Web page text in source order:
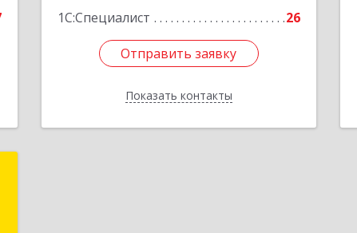
1С:Специалист
26
Отправить заявку
Показать контакты
Отправить заявку
Назад